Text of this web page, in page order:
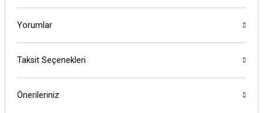
Yorumlar
Taksit Seçenekleri
Önerileriniz